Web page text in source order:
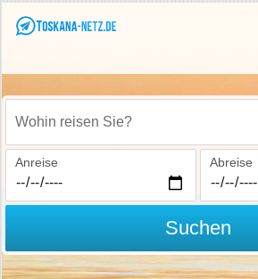
Wohin reisen Sie?
Anreise Abreise
Suchen